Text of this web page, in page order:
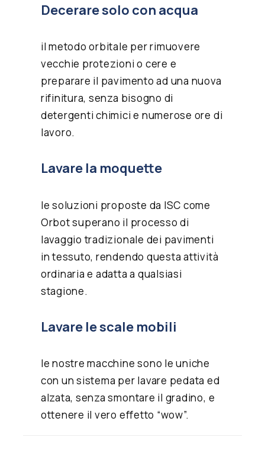
Decerare solo con acqua
il metodo orbitale per rimuovere
vecchie protezioni o cere e
preparare il pavimento ad una nuova
rifinitura, senza bisogno di
detergenti chimici e numerose ore di
lavoro.
Lavare la moquette
le soluzioni proposte da ISC come
Orbotsuperano il processo di
lavaggio tradizionale dei pavimenti
in tessuto, rendendo questa attività
ordinaria e adatta a qualsiasi
stagione.
Lavare le scale mobili
le nostre macchine sono le uniche
con un sistema per lavare pedata ed
alzata, senza smontare il gradino, e
ottenere il vero effetto “wow”.